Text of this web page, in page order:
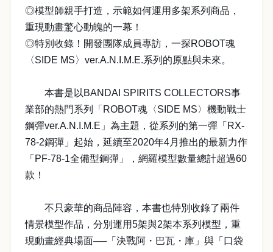
◎模型師親手打造，示範如何運用多架系列商品，
重現動畫驚心動魄的一幕！
◎特別收錄！開發團隊成員專訪，一探ROBOT魂
〈SIDE MS〉ver.A.N.I.M.E.系列的原點與未來。
本書是以BANDAI SPIRITS COLLECTORS事
業部的熱門系列「ROBOT魂〈SIDE MS〉機動戰士
鋼彈ver.A.N.I.M.E」為主題，從系列的第一彈「RX-
78-2鋼彈」起始，延續至2020年4月推出的最新力作
「PF-78-1全備型鋼彈」，網羅模型數量總計超過60
款！
不只豪華的商品陣容，本書也特別收錄了兩件
情景模型作品，分別運用5架與2架本系列模型，重
現動畫經典場面──「決戰阿・巴瓦・庫」與「口袋